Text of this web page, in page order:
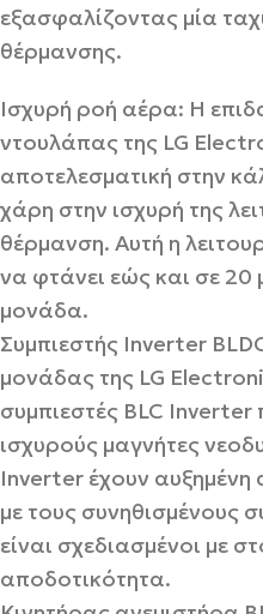
εξασφαλίζοντας μία
θέρμανσης.
Ισχυρή ροή αέρα: Η
ντουλάπας της LG
αποτελεσματική στην
χάρη στην ισχυρή της
θέρμανση. Αυτή η
να φτάνει εώς και σε
μονάδα.
Συμπιεστής Inverter
μονάδας της LG
συμπιεστές BLC Inverter
ισχυρούς μαγνήτες
Inverter έχουν αυξημένη
με τους συνηθισμένους
είναι σχεδιασμένοι με
αποδοτικότητα.